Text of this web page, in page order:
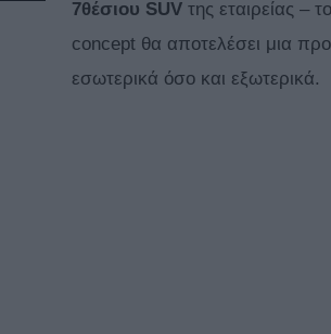
7θέσιου SUV της εταιρείας –
concept θα αποτελέσει μια
εσωτερικά όσο και εξωτερικά.